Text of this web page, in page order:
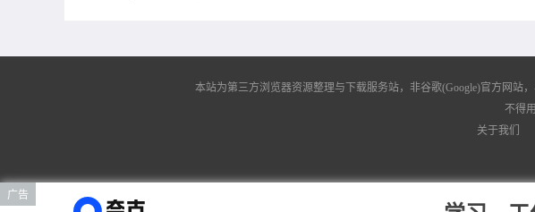
本站为第三方浏览器资源整理与下载服务站，非谷歌(Google)官方网站，
不得
关于我们
广告